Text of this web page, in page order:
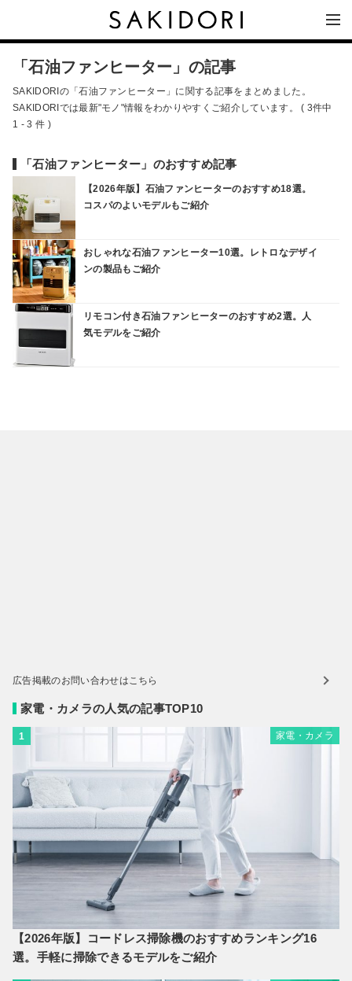
「石油ファンヒーター」の記事
SAKIDORIの「石油ファンヒーター」に関する記事をまとめました。
SAKIDORIでは最新"モノ"情報をわかりやすくご紹介しています。 ( 3件中
1 - 3 件 )
「石油ファンヒーター」のおすすめ記事
【2026年版】石油ファンヒーターのおすすめ18選。
コスパのよいモデルもご紹介
おしゃれな石油ファンヒーター10選。レトロなデザイ
ンの製品もご紹介
リモコン付き石油ファンヒーターのおすすめ2選。人
気モデルをご紹介
広告掲載のお問い合わせはこちら
家電・カメラの人気の記事TOP10
1 家電・カメラ
【2026年版】コードレス掃除機のおすすめランキング16
選。手軽に掃除できるモデルをご紹介